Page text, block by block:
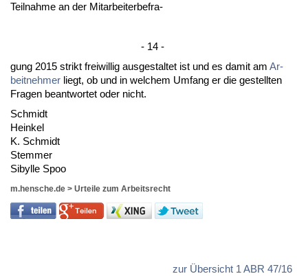
Teil­nah­me an der Mit­ar­bei­ter­be­fra-
- 14 -
gung 2015 strikt frei­wil­lig aus­ge­stal­tet ist und es da­mit am Ar­
beit­neh­mer liegt, ob und in wel­chem Um­fang er die ge­stell­ten
Fra­gen be­ant­wor­tet oder nicht.
Schmidt
Hein­kel
K. Schmidt
Stem­mer
Si­byl­le Spoo
m.hensche.de > Urteile zum Arbeitsrecht
zur Übersicht 1 ABR 47/16